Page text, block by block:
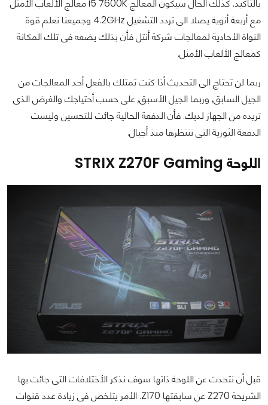
بالتأكيد. كذلك الحال سيكون المعالج i5 7600K معالج الألعاب الأمثل
مع أربعة أنوية يصلا الى تردد التشغيل 4.2GHz وجميعنا نعلم قوة
النواة الأحادية لمعالجات شركة أنتل فأن بذلك يضعه فى تلك المكانة
كمعالج الألعاب الأمثل.
ربما لن تحتاج الى التحديث أذا كنت تمتلك بالفعل أحد المعالجات من
الجيل السابق, وربما الجيل الأسبق, على حسب أحتياجك والغرض الذى
تريده من الجهاز لديك. فأن الدفعة الحالية جائت للتحسين وليست
الدفعة الثورية التى ننتظرها منذ أجيال.
اللوحة STRIX Z270F Gaming
قبل أن نتحدث عن اللوحة ذاتها سوف نذكر الأختلافات التى جائت بها
الشريحة Z270 عن سابقتها Z170. الأمر يتلخص فى زيادة عدد قنوات